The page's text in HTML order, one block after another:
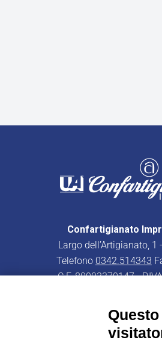
Confartigianato
Largo dell’Artigianato, 1
Telefono 0342.514343
C.F. 80003370147 -